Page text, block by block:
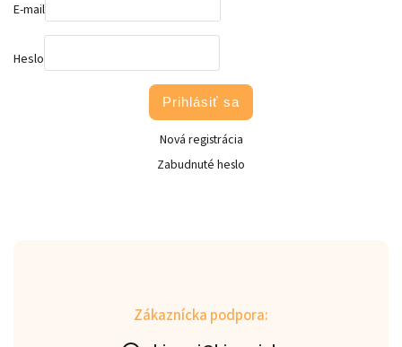
Zákaznícka podpora:
E-mail
Heslo
Prihlásiť sa
Nová registrácia
Zabudnuté heslo